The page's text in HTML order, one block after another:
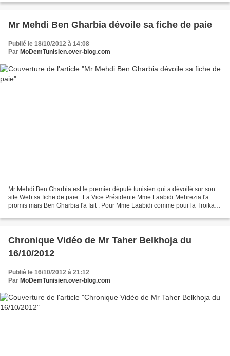
Mr Mehdi Ben Gharbia dévoile sa fiche de paie
Publié le 18/10/2012 à 14:08
Par MoDemTunisien.over-blog.com
Mr Mehdi Ben Gharbia est le premier député tunisien qui a dévoilé sur son
site Web sa fiche de paie . La Vice Présidente Mme Laabidi Mehrezia l'a
promis mais Ben Gharbia l'a fait . Pour Mme Laabidi comme pour la Troika à
Chronique Vidéo de Mr Taher Belkhoja du
16/10/2012
Publié le 16/10/2012 à 21:12
Par MoDemTunisien.over-blog.com